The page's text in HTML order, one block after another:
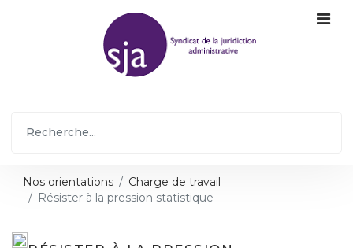
Nos orientations
Charge de travail
Résister à la pression statistique